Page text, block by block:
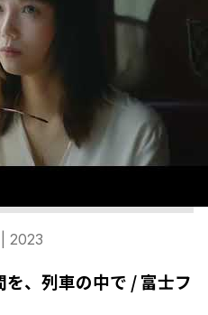
| 2023
、列車の中で / 富士フ